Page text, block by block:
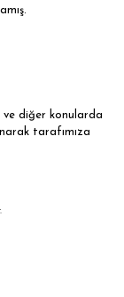
ve diğer konularda
tarafımıza